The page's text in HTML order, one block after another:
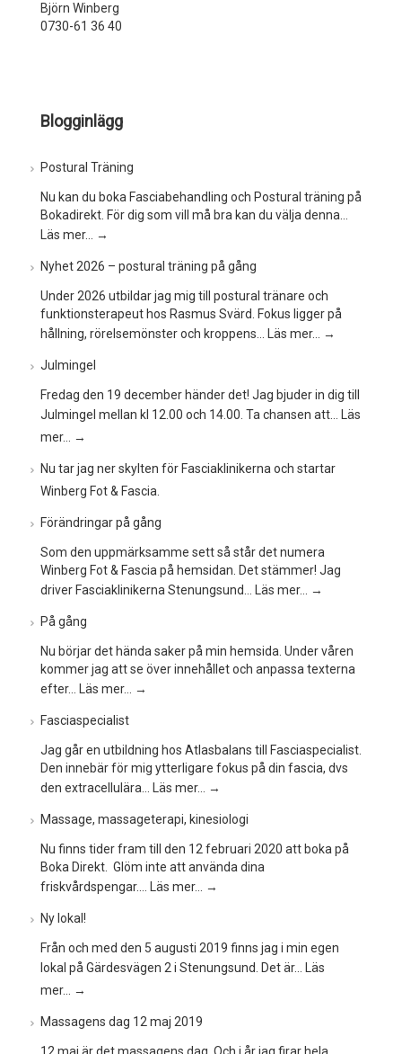
Björn Winberg
0730-61 36 40
Blogginlägg
Postural Träning
Nu kan du boka Fasciabehandling och Postural träning på
Bokadirekt. För dig som vill må bra kan du välja denna…
Läs mer… →
Nyhet 2026 – postural träning på gång
Under 2026 utbildar jag mig till postural tränare och
funktionsterapeut hos Rasmus Svärd. Fokus ligger på
hållning, rörelsemönster och kroppens… Läs mer… →
Julmingel
Fredag den 19 december händer det! Jag bjuder in dig till
Julmingel mellan kl 12.00 och 14.00. Ta chansen att… Läs
mer… →
Nu tar jag ner skylten för Fasciaklinikerna och startar
Winberg Fot & Fascia.
Förändringar på gång
Som den uppmärksamme sett så står det numera
Winberg Fot & Fascia på hemsidan. Det stämmer! Jag
driver Fasciaklinikerna Stenungsund… Läs mer… →
På gång
Nu börjar det hända saker på min hemsida. Under våren
kommer jag att se över innehållet och anpassa texterna
efter… Läs mer… →
Fasciaspecialist
Jag går en utbildning hos Atlasbalans till Fasciaspecialist.
Den innebär för mig ytterligare fokus på din fascia, dvs
den extracellulära… Läs mer… →
Massage, massageterapi, kinesiologi
Nu finns tider fram till den 12 februari 2020 att boka på
Boka Direkt. Glöm inte att använda dina
friskvårdspengar.… Läs mer… →
Ny lokal!
Från och med den 5 augusti 2019 finns jag i min egen
lokal på Gärdesvägen 2 i Stenungsund. Det är… Läs
mer… →
Massagens dag 12 maj 2019